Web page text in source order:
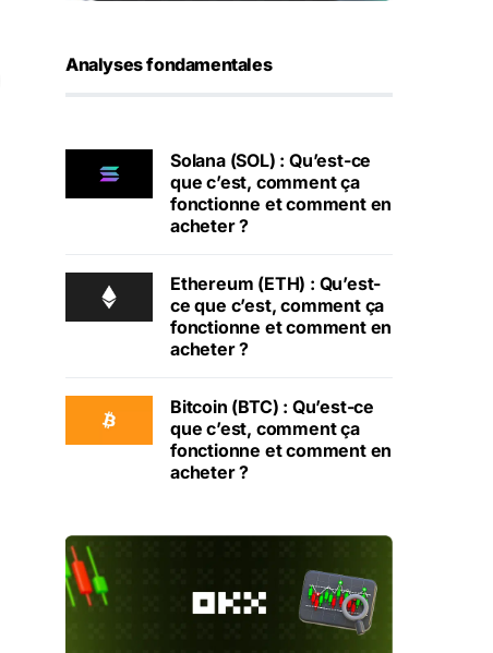
Analyses fondamentales
Solana (SOL) : Qu’est-ce
que c’est, comment ça
fonctionne et comment en
acheter ?
Ethereum (ETH) : Qu’est-
ce que c’est, comment ça
fonctionne et comment en
acheter ?
Bitcoin (BTC) : Qu’est-ce
que c’est, comment ça
fonctionne et comment en
acheter ?